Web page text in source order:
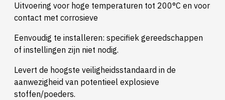
Uitvoering voor hoge temperaturen tot 200°C en voor
contact met corrosieve
Eenvoudig te installeren: specifiek gereedschappen
of instellingen zijn niet nodig.
Levert de hoogste veiligheidsstandaard in de
aanwezigheid van potentieel explosieve
stoffen/poeders.